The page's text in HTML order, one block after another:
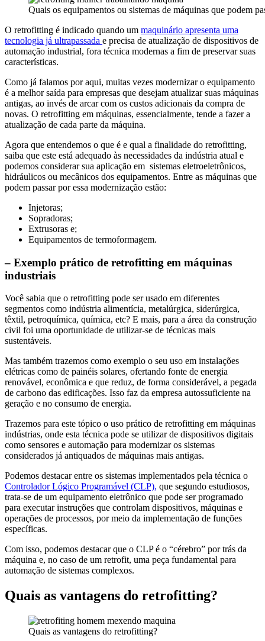
Quais os equipamentos ou sistemas de máquinas que podem
O retrofitting é indicado quando um maquinário apresenta uma
tecnologia já ultrapassada e precisa de atualização de dispositivos de
automação industrial, fora técnica modernas a fim de preservar suas
características.
Como já falamos por aqui, muitas vezes modernizar o equipamento
é a melhor saída para empresas que desejam atualizar suas máquinas
antigas, ao invés de arcar com os custos adicionais da compra de
novas. O retrofitting em máquinas, essencialmente, tende a fazer a
atualização de cada parte da máquina.
Agora que entendemos o que é e qual a finalidade do retrofitting,
saiba que este está adequado às necessidades da indústria atual e
podemos considerar sua aplicação em sistemas eletroeletrônicos,
hidráulicos ou mecânicos dos equipamentos. Entre as máquinas que
podem passar por essa modernização estão:
Injetoras;
Sopradoras;
Extrusoras e;
Equipamentos de termoformagem.
– Exemplo prático de retrofitting em máquinas
industriais
Você sabia que o retrofitting pode ser usado em diferentes
segmentos como indústria alimentícia, metalúrgica, siderúrgica,
têxtil, petroquímica, química, etc? E mais, para a área da construção
civil foi uma oportunidade de utilizar-se de técnicas mais
sustentáveis.
Mas também trazemos como exemplo o seu uso em instalações
elétricas como de painéis solares, ofertando fonte de energia
renovável, econômica e que reduz, de forma considerável, a pegada
de carbono das edificações. Isso faz da empresa autossuficiente na
geração e no consumo de energia.
Trazemos para este tópico o uso prático de retrofitting em máquinas
indústrias, onde esta técnica pode se utilizar de dispositivos digitais
como sensores e automação para modernizar os sistemas
considerados já antiquados de máquinas mais antigas.
Podemos destacar entre os sistemas implementados pela técnica o
Controlador Lógico Programável (CLP), que segundo estudiosos,
trata-se de um equipamento eletrônico que pode ser programado
para executar instruções que controlam dispositivos, máquinas e
operações de processos, por meio da implementação de funções
específicas.
Com isso, podemos destacar que o CLP é o “cérebro” por trás da
máquina e, no caso de um retrofit, uma peça fundamental para
automação de sistemas complexos.
Quais as vantagens do retrofitting?
Quais as vantagens do retrofitting?